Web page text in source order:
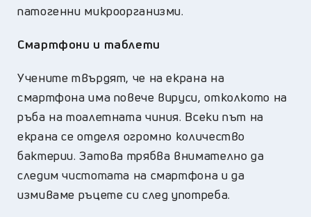
патогенни микроорганизми.
Смартфони и таблети
Учените твърдят, че на екрана на
смартфона има повече вируси, отколкото на
ръба на тоалетната чиния. Всеки път на
екрана се отделя огромно количество
бактерии. Затова трябва внимателно да
следим чистотата на смартфона и да
измиваме ръцете си след употреба.